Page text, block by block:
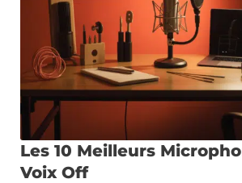
Les 10 Meilleurs
Voix Off